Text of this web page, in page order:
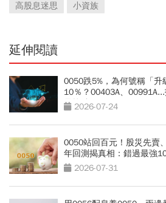
高股息迷思
小資族
延伸閱讀
0050跌5%，為何號稱「
10％？00403A、
最抗跌？
2026-07-24
0050站回百元！股災先賣
年回測揭真相：錯過最強
2026-07-31